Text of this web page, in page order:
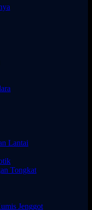
Lantai
Tongkat
Jenggot